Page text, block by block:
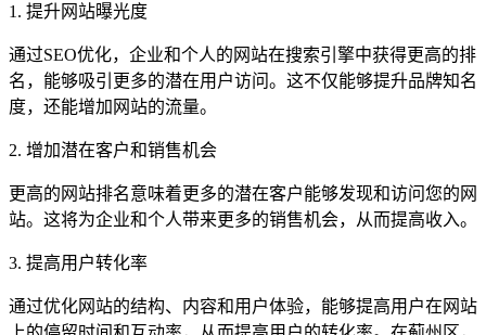
1. 提升网站曝光度
通过SEO优化，企业和个人的网站在搜索引擎中获得更高的排
名，能够吸引更多的潜在用户访问。这不仅能够提升品牌知名
度，还能增加网站的流量。
2. 增加潜在客户和销售机会
更高的网站排名意味着更多的潜在客户能够发现和访问您的网
站。这将为企业和个人带来更多的销售机会，从而提高收入。
3. 提高用户转化率
通过优化网站的结构、内容和用户体验，能够提高用户在网站